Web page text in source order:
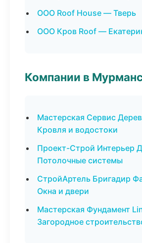
ООО Roof House — Тверь
ООО Кров Roof —
Компании в
Мастерская Сервис
Кровля и водостоки
Проект-Строй Интерьер
Потолочные системы
СтройАртель Бригадир
Окна и двери
Мастерская Фундамент
Загородное